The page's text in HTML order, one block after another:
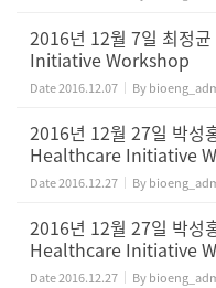
2016년 12월 7일 최정
Initiative Workshop
Date2016.12.07 By
2016년 12월 27일 박성
Healthcare Initiative
Date2016.12.27 By
2016년 12월 27일 박성
Healthcare Initiative
Date2016.12.27 By